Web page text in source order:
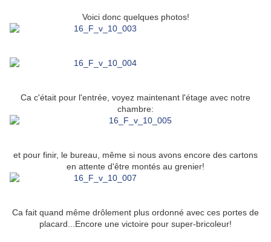
Voici donc quelques photos!
Ca c'était pour l'entrée, voyez maintenant l'étage avec notre
chambre:
et pour finir, le bureau, même si nous avons encore des cartons
en attente d'être montés au grenier!
Ca fait quand même drôlement plus ordonné avec ces portes de
placard...Encore une victoire pour super-bricoleur!